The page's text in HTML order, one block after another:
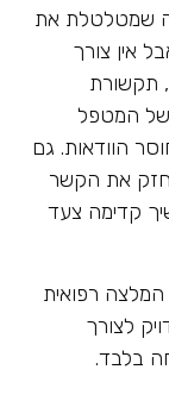
שמטלטלת את
אין צורך
תקשורת
של המטפל
הוודאות. גם
את הקשר
קדימה צעד
רפואית
לצורך
בלבד.